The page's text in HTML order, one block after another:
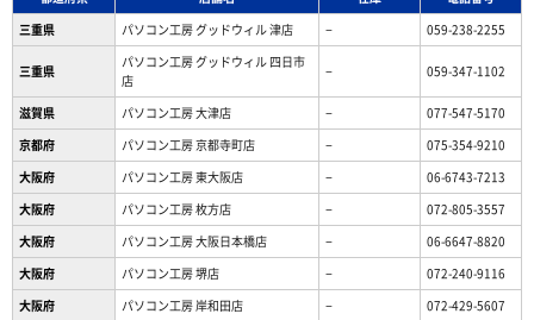
三重県
パソコン工房 グッドウィル 津店 − 059-238-2255
三重県
パソコン工房 グッドウィル 四日市
店
− 059-347-1102
滋賀県 パソコン工房 大津店 −
077-547-5170
京都府
パソコン工房 京都寺町店 −
075-354-9210
大阪府
パソコン工房 東大阪店 −
06-6743-7213
大阪府
パソコン工房 枚方店 −
072-805-3557
大阪府
パソコン工房 大阪日本橋店 −
06-6647-8820
大阪府
パソコン工房 堺店 −
072-240-9116
大阪府
パソコン工房 岸和田店 −
072-429-5607